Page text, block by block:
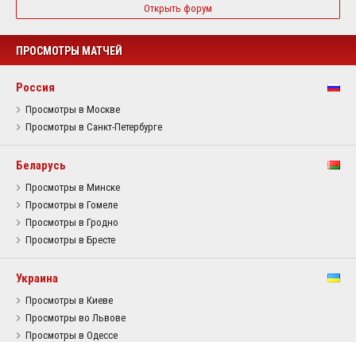
Открыть форум
ПРОСМОТРЫ МАТЧЕЙ
Россия
Просмотры в Москве
Просмотры в Санкт-Петербурге
Беларусь
Просмотры в Минске
Просмотры в Гомеле
Просмотры в Гродно
Просмотры в Бресте
Украина
Просмотры в Киеве
Просмотры во Львове
Просмотры в Одессе